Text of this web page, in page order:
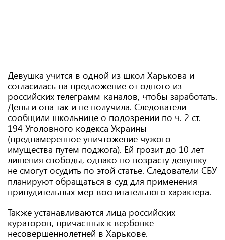
Девушка учится в одной из школ Харькова и
согласилась на предложение от одного из
российских телеграмм-каналов, чтобы заработать.
Деньги она так и не получила. Следователи
сообщили школьнице о подозрении по ч. 2 ст.
194 Уголовного кодекса Украины
(преднамеренное уничтожение чужого
имущества путем поджога). Ей грозит до 10 лет
лишения свободы, однако по возрасту девушку
не смогут осудить по этой статье. Следователи СБУ
планируют обращаться в суд для применения
принудительных мер воспитательного характера.
Также устанавливаются лица российских
кураторов, причастных к вербовке
несовершеннолетней в Харькове.